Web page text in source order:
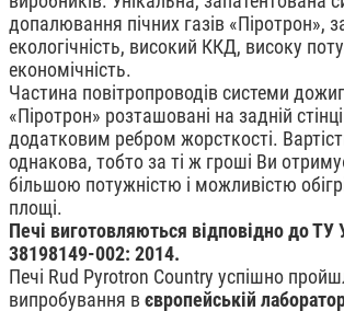
допалювання пічних газів «Піротрон»,
екологічність, високий ККД, високу
економічність.
Частина повітропроводів системи
«Піротрон» розташовані на задній
додатковим ребром жорсткості.
однакова, тобто за ті ж гроші Ви
більшою потужністю і можливістю
площі.
Печі виготовляються відповідно до ТУ
38198149-002: 2014.
Печі Rud Pyrotron Country успішно
випробування в європейській